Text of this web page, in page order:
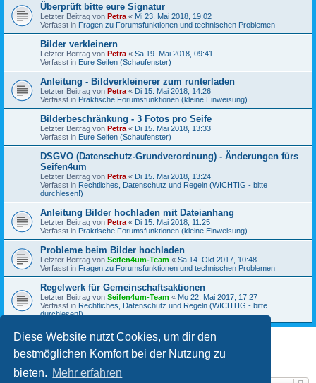
Diese Website nutzt Cookies, um dir den
bestmöglichen Komfort bei der Nutzung zu
bieten. Mehr erfahren
Überprüft bitte eure Signatur
Letzter Beitrag von Petra « Mi 23. Mai 2018, 19:02
Verfasst in Fragen zu Forumsfunktionen und technischen Problemen
Bilder verkleinern
Letzter Beitrag von Petra « Sa 19. Mai 2018, 09:41
Verfasst in Eure Seifen (Schaufenster)
Anleitung - Bildverkleinerer zum runterladen
Letzter Beitrag von Petra « Di 15. Mai 2018, 14:26
Verfasst in Praktische Forumsfunktionen (kleine Einweisung)
Bilderbeschränkung - 3 Fotos pro Seife
Letzter Beitrag von Petra « Di 15. Mai 2018, 13:33
Verfasst in Eure Seifen (Schaufenster)
DSGVO (Datenschutz-Grundverordnung) - Änderungen fürs
Seifen4um
Letzter Beitrag von Petra « Di 15. Mai 2018, 13:24
Verfasst in Rechtliches, Datenschutz und Regeln (WICHTIG - bitte
durchlesen!)
Anleitung Bilder hochladen mit Dateianhang
Letzter Beitrag von Petra « Di 15. Mai 2018, 11:25
Verfasst in Praktische Forumsfunktionen (kleine Einweisung)
Probleme beim Bilder hochladen
Letzter Beitrag von Seifen4um-Team « Sa 14. Okt 2017, 10:48
Verfasst in Fragen zu Forumsfunktionen und technischen Problemen
Regelwerk für Gemeinschaftsaktionen
Letzter Beitrag von Seifen4um-Team « Mo 22. Mai 2017, 17:27
Verfasst in Rechtliches, Datenschutz und Regeln (WICHTIG - bitte
durchlesen!)
Die Suche ergab 53 Treffer 1 2 3